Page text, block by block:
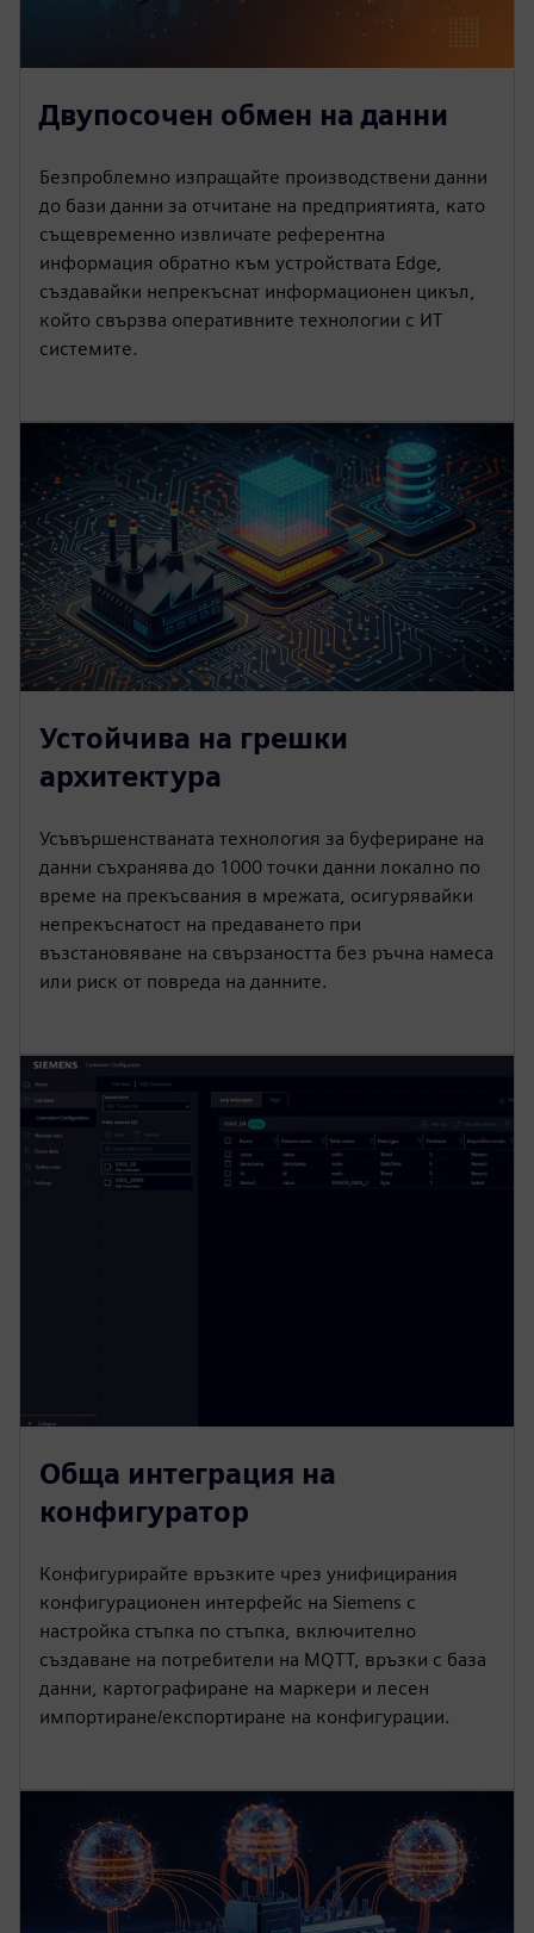
Двупосочен обмен на данни
Безпроблемно изпращайте производствени данни
до бази данни за отчитане на предприятията, като
същевременно извличате референтна
информация обратно към устройствата Edge,
създавайки непрекъснат информационен цикъл,
който свързва оперативните технологии с ИТ
системите.
Устойчива на грешки
архитектура
Усъвършенстваната технология за буфериране на
данни съхранява до 1000 точки данни локално по
време на прекъсвания в мрежата, осигурявайки
непрекъснатост на предаването при
възстановяване на свързаността без ръчна намеса
или риск от повреда на данните.
Обща интеграция на
конфигуратор
Конфигурирайте връзките чрез унифицирания
конфигурационен интерфейс на Siemens с
настройка стъпка по стъпка, включително
създаване на потребители на MQTT, връзки с база
данни, картографиране на маркери и лесен
импортиране/експортиране на конфигурации.